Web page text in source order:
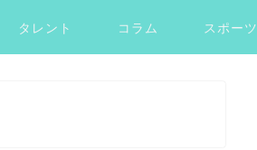
タレント コラム スポーツ